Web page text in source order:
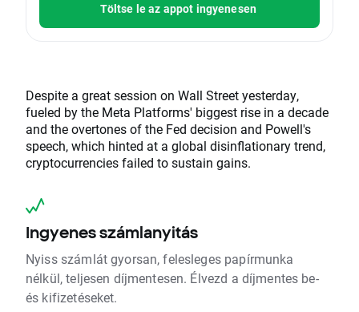
Töltse le az appot ingyenesen
Despite a great session on Wall Street yesterday,
fueled by the Meta Platforms' biggest rise in a decade
and the overtones of the Fed decision and Powell's
speech, which hinted at a global disinflationary trend,
cryptocurrencies failed to sustain gains.
Ingyenes számlanyitás
Nyiss számlát gyorsan, felesleges papírmunka
nélkül, teljesen díjmentesen. Élvezd a díjmentes be-
és kifizetéseket.